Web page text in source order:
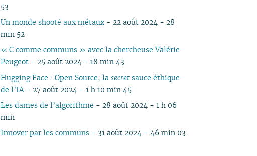
53
Un monde shooté aux métaux- 22 août 2024 - 28
min 52
« C comme communs » avec la chercheuse Valérie
Peugeot - 25 août 2024 - 18 min 43
Hugging Face : Open Source, lasecret sauce éthique
de l’IA - 27 août 2024 - 1 h 10 min 45
Les dames de l’algorithme - 28 août 2024 - 1 h 06
min
Innover par les communs - 31 août 2024 - 46 min 03